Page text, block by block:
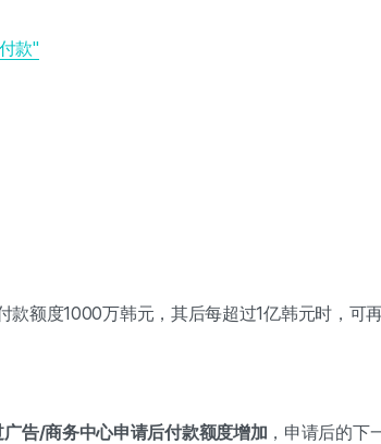
款"
额度1000万韩元，其后每超过1亿韩元时，可
广告/商务中心申请后付款额度增加 ，申请后的下